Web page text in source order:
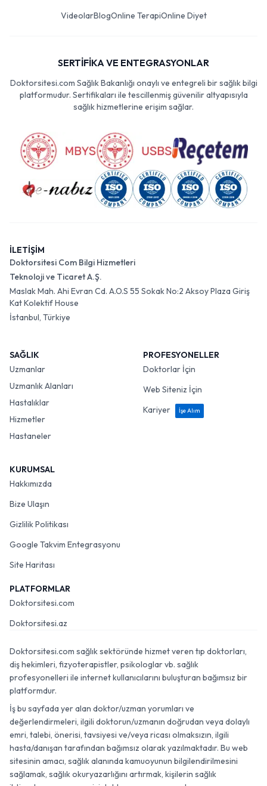
VideolarBlogOnline TerapiOnline Diyet
SERTİFİKA VE ENTEGRASYONLAR
Doktorsitesi.com Sağlık Bakanlığı onaylı ve entegreli bir sağlık bilgi
platformudur. Sertifikaları ile tescillenmiş güvenilir altyapısıyla
sağlık hizmetlerine erişim sağlar.
İLETİŞİM
Doktorsitesi Com Bilgi Hizmetleri
Teknoloji ve Ticaret A.Ş.
Maslak Mah. Ahi Evran Cd. A.O.S 55 Sokak No:2 Aksoy Plaza Giriş
Kat Kolektif House
İstanbul, Türkiye
SAĞLIK
Uzmanlar
Uzmanlık Alanları
Hastalıklar
Hizmetler
Hastaneler
PROFESYONELLER
Doktorlar İçin
Web Siteniz İçin
Kariyer
İşe Alım
KURUMSAL
Hakkımızda
Bize Ulaşın
Gizlilik Politikası
Google Takvim Entegrasyonu
Site Haritası
PLATFORMLAR
Doktorsitesi.com
Doktorsitesi.az
Doktorsitesi.com sağlık sektöründe hizmet veren tıp doktorları,
diş hekimleri, fizyoterapistler, psikologlar vb. sağlık
profesyonelleri ile internet kullanıcılarını buluşturan bağımsız bir
platformdur.
İş bu sayfada yer alan doktor/uzman yorumları ve
değerlendirmeleri, ilgili doktorun/uzmanın doğrudan veya dolaylı
emri, talebi, önerisi, tavsiyesi ve/veya ricası olmaksızın, ilgili
hasta/danışan tarafından bağımsız olarak yazılmaktadır. Bu web
sitesinin amacı, sağlık alanında kamuoyunun bilgilendirilmesini
sağlamak, sağlık okuryazarlığını artırmak, kişilerin sağlık